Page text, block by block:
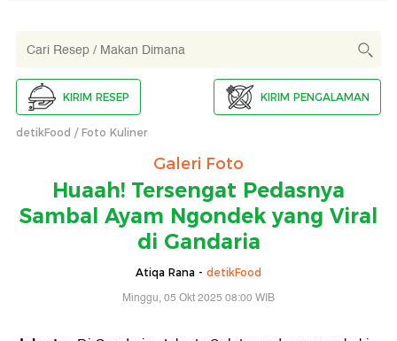
KIRIM RESEP KIRIM PENGALAMAN
detikFood Foto Kuliner
Galeri Foto
Huaah! Tersengat Pedasnya
Sambal Ayam Ngondek yang Viral
di Gandaria
Atiqa Rana - detikFood
Minggu, 05 Okt 2025 08:00 WIB